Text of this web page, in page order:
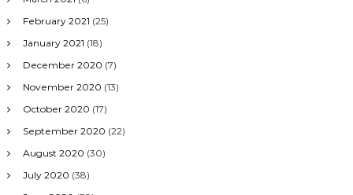
February 2021 (25)
January 2021 (18)
December 2020 (7)
November 2020 (13)
October 2020 (17)
September 2020 (22)
August 2020 (30)
July 2020 (38)